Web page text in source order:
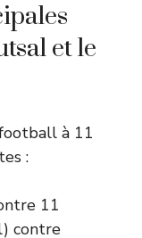
et le
à 11
:
11
contre